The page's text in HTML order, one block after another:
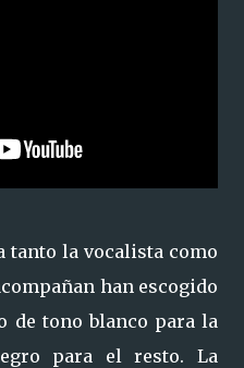
tanto la vocalista como
han escogido
de tono blanco para la
para el resto. La